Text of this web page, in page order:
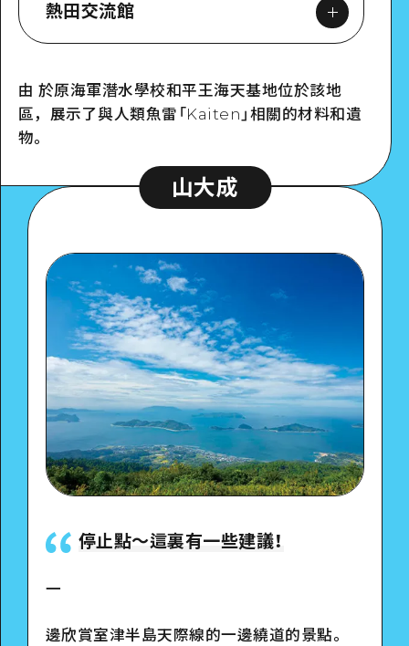
熱田交流館
Google Maps
由 於原海軍潛水學校和平王海天基地位於該地
區，展示了與人類魚雷「Kaiten」相關的材料和遺
物。
山大成
停止點〜這裏有一些建議！
一
邊欣賞室津半島天際線的一邊繞道的景點。